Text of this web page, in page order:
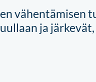
vähentämisen
ja